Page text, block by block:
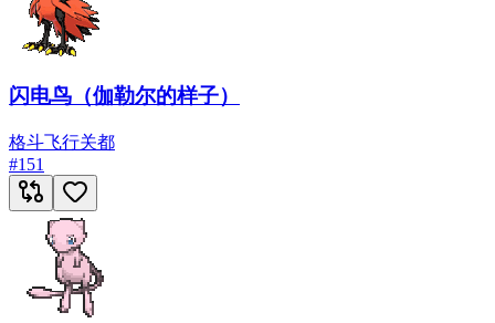
闪电鸟（伽勒尔的样子）
格斗飞行关都
#151